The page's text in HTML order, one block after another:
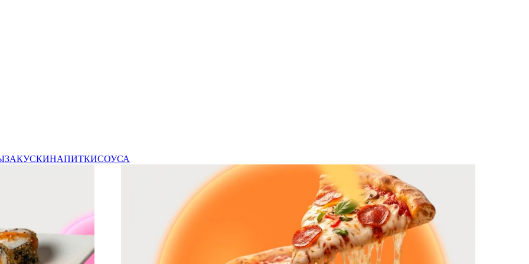
ЗАКУСКИНАПИТКИСОУСА